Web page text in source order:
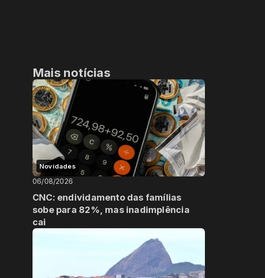
Mais notícias
Novidades
06/08/2026
CNC: endividamento das famílias
sobe para 82%, mas inadimplência
cai